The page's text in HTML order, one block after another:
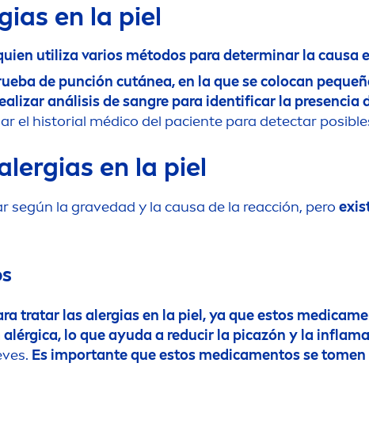
en la piel
utiliza varios métodos para determinar la causa
de punción cutánea, en la que se colocan
análisis de sangre para identificar la
el historial médico del paciente para detectar
en la piel
la gravedad y la causa de la reacción, pero
tratar las alergias en la piel, ya que estos medica
lo que ayuda a reducir la picazón y la
Es importante que estos medicamentos se tomen